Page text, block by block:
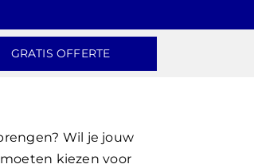
GRATIS OFFERTE
Wil je jouw
kiezen voor